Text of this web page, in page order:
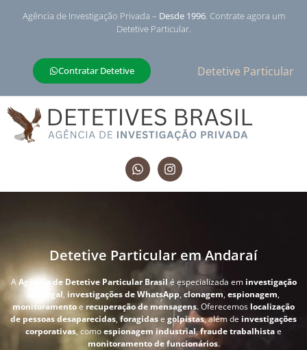
Agência de Investigação Privada – Desde 1996. Contrate agora um
Detetive Particular.
Contratar Detetive Detetive Particular
Detetive Particular em Andaraí
AAgência de Detetive Particular Brasil é especializada em investigação
conjugal, investigações de WhatsApp, clonagem,espionagem,
monitoramentoe recuperação de mensagens. Oferecemos localização
de pessoas desaparecidas, foragidase golpistas, além de investigações
corporativas, comoespionagem industrial,fraude trabalhistae
monitoramento de funcionários.